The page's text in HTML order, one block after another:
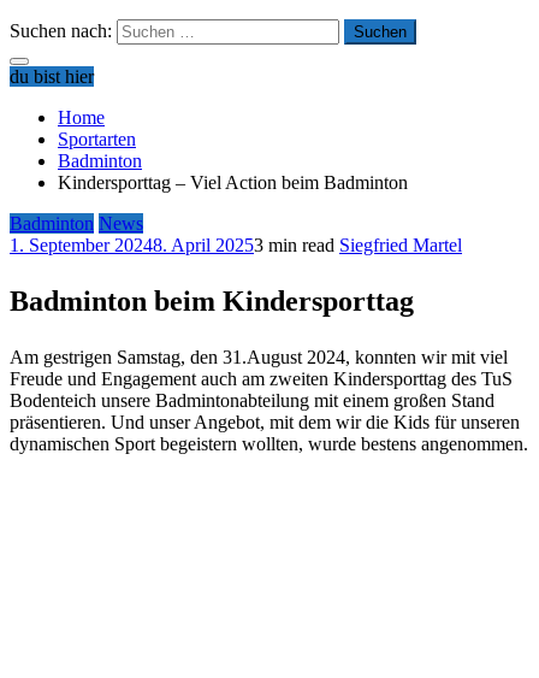
Suchen nach:
du bist hier
Home
Sportarten
Badminton
Kindersporttag – Viel Action beim Badminton
Badminton News
1. September 20248. April 20253 min read Siegfried Martel
Badminton beim Kindersporttag
Am gestrigen Samstag, den 31.August 2024, konnten wir mit viel
Freude und Engagement auch am zweiten Kindersporttag des TuS
Bodenteich unsere Badmintonabteilung mit einem großen Stand
präsentieren. Und unser Angebot, mit dem wir die Kids für unseren
dynamischen Sport begeistern wollten, wurde bestens angenommen.